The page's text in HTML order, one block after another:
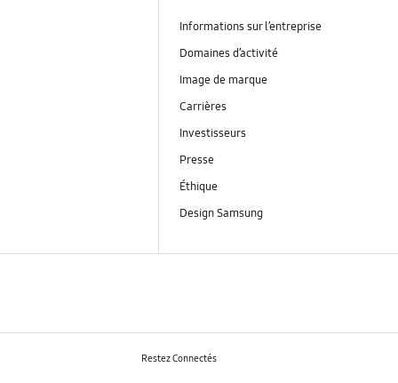
Informations sur l’entreprise
Domaines d’activité
Image de marque
Carrières
Investisseurs
Presse
Éthique
Design Samsung
Restez Connectés